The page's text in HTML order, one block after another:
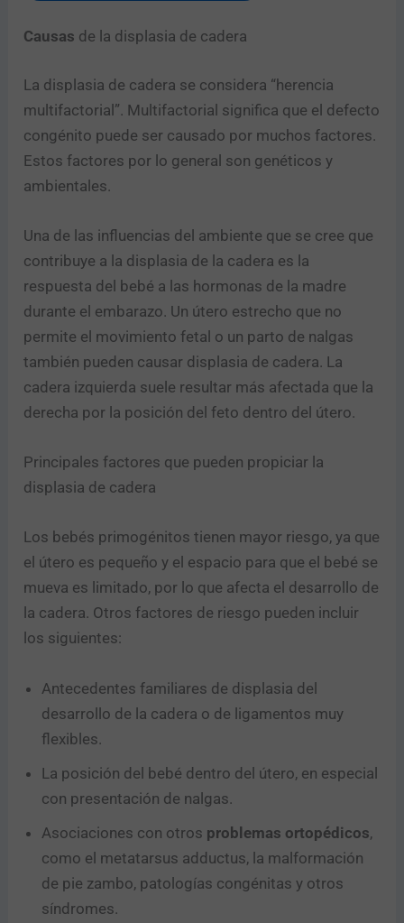
Causas de la displasia de cadera
La displasia de cadera se considera “herencia
multifactorial”. Multifactorial significa que el defecto
congénito puede ser causado por muchos factores.
Estos factores por lo general son genéticos y
ambientales.
Una de las influencias del ambiente que se cree que
contribuye a la displasia de la cadera es la
respuesta del bebé a las hormonas de la madre
durante el embarazo. Un útero estrecho que no
permite el movimiento fetal o un parto de nalgas
también pueden causar displasia de cadera. La
cadera izquierda suele resultar más afectada que la
derecha por la posición del feto dentro del útero.
Principales factores que pueden propiciar la
displasia de cadera
Los bebés primogénitos tienen mayor riesgo, ya que
el útero es pequeño y el espacio para que el bebé se
mueva es limitado, por lo que afecta el desarrollo de
la cadera. Otros factores de riesgo pueden incluir
los siguientes:
Antecedentes familiares de displasia del
desarrollo de la cadera o de ligamentos muy
flexibles.
La posición del bebé dentro del útero, en especial
con presentación de nalgas.
Asociaciones con otros problemas ortopédicos,
como el metatarsus adductus, la malformación
de pie zambo, patologías congénitas y otros
síndromes.
e
¿
u
c
o
n
a
t
o
Enviar